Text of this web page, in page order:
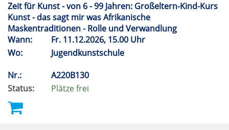
Zeit für Kunst - von 6 - 99 Jahren: Großeltern-Kind-Kurs
Kunst - das sagt mir was Afrikanische
Maskentraditionen - Rolle und Verwandlung
Wann:
Fr. 11.12.2026, 15.00 Uhr
Wo:
Jugendkunstschule
Nr.:
A220B130
Status:
Plätze frei